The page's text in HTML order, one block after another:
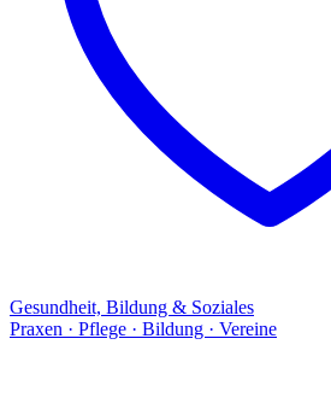
Gesundheit, Bildung & Soziales
Praxen · Pflege · Bildung · Vereine